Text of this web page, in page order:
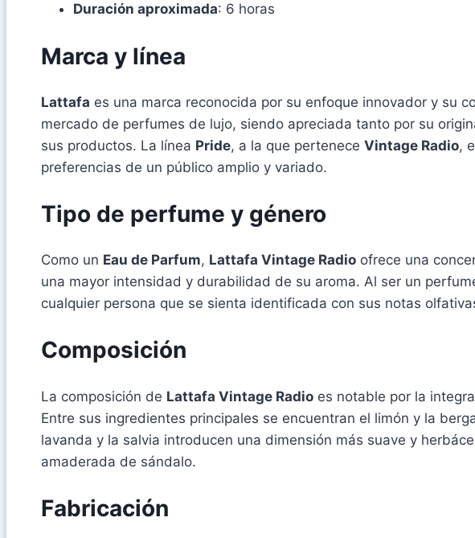
Duración aproximada: 6 horas
Marca y línea
Lattafa es una marca reconocida por su enfoque innovador y su
mercado de perfumes de lujo, siendo apreciada tanto por su
sus productos. La línea Pride, a la que pertenece Vintage Radio,
preferencias de un público amplio y variado.
Tipo de perfume y género
Como un Eau de Parfum, Lattafa Vintage Radio ofrece una
una mayor intensidad y durabilidad de su aroma. Al ser un
cualquier persona que se sienta identificada con sus notas
Composición
La composición de Lattafa Vintage Radio es notable por la
Entre sus ingredientes principales se encuentran el limón y la
lavanda y la salvia introducen una dimensión más suave y
amaderada de sándalo.
Fabricación